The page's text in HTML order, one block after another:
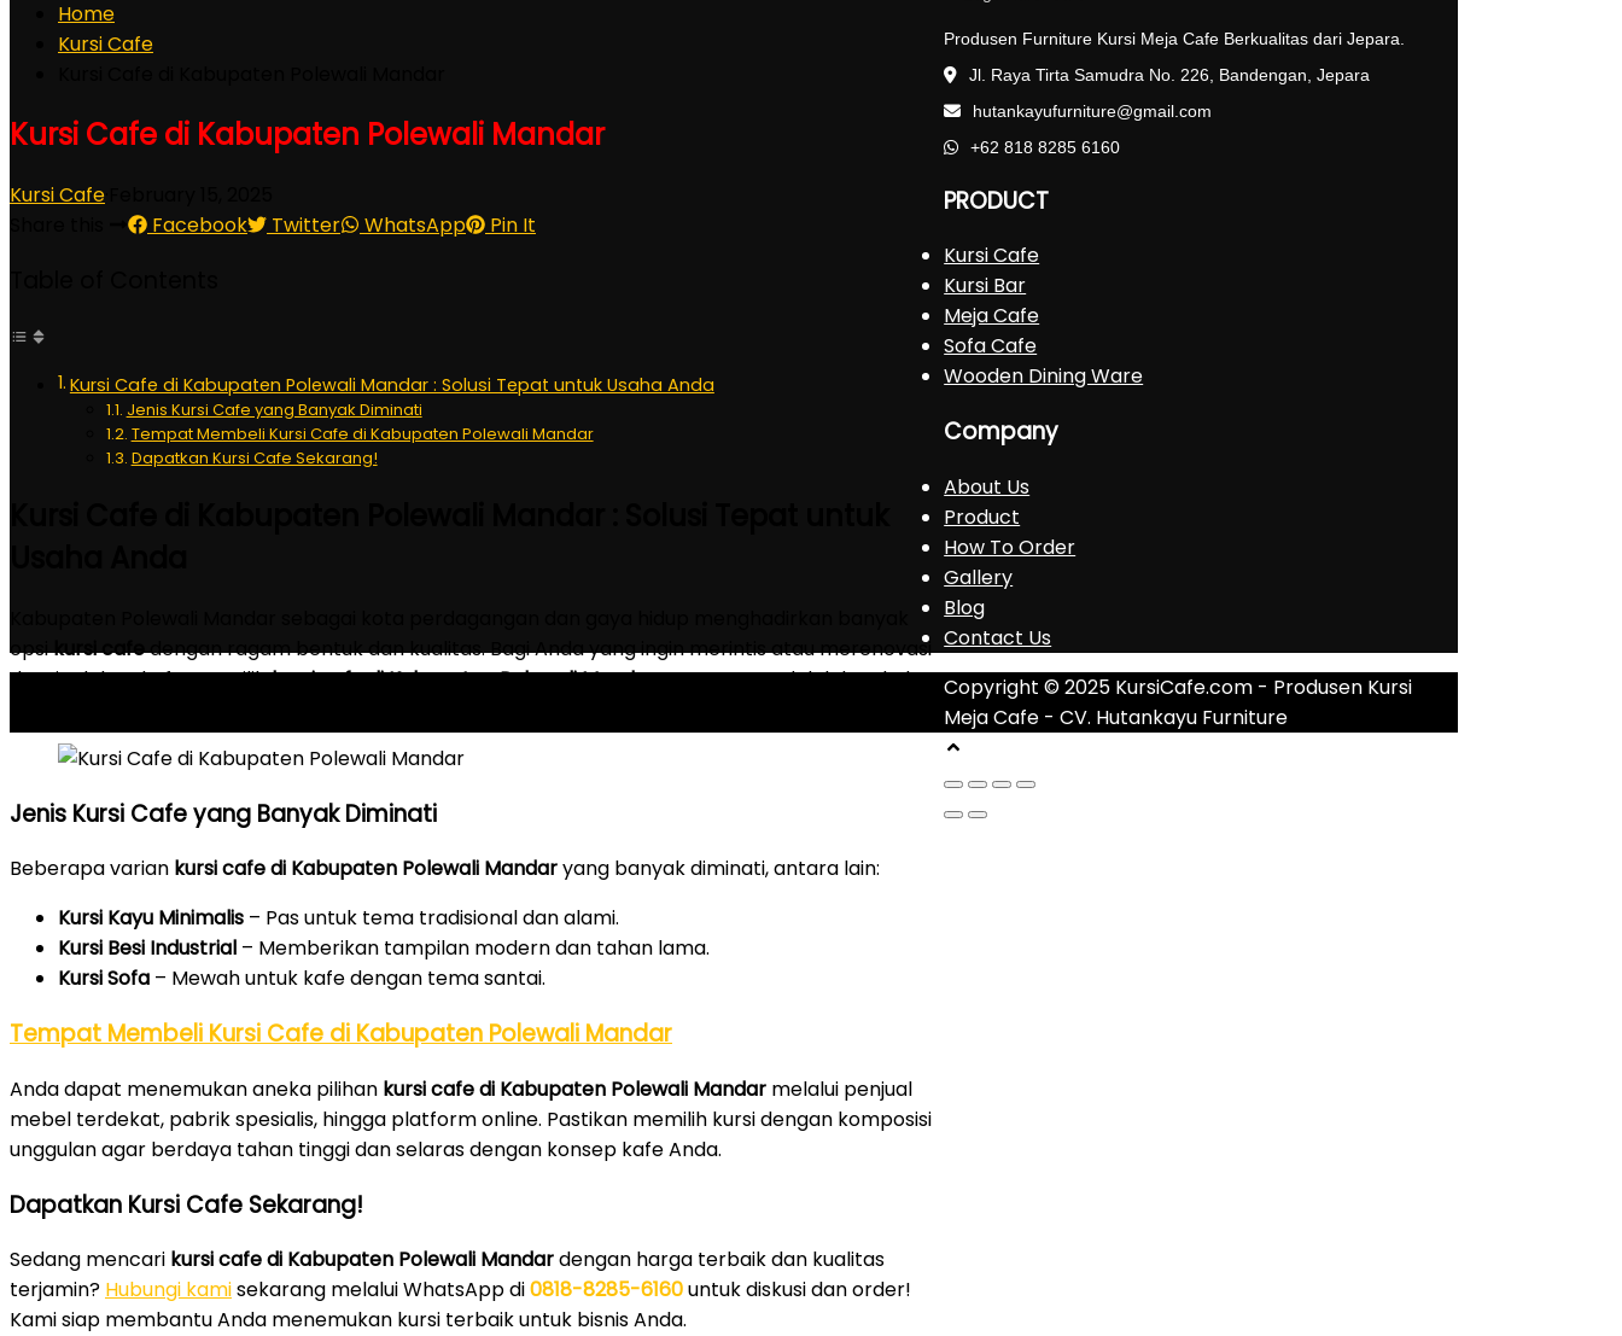
Home
Kursi Cafe
Kursi Cafe di Kabupaten Polewali Mandar
Kursi Cafe
Facebook Twitter WhatsApp Pin It
Kursi Cafe di Kabupaten Polewali Mandar : Solusi Tepat untuk Usaha Anda
Jenis Kursi Cafe yang Banyak Diminati
Tempat Membeli Kursi Cafe di Kabupaten Polewali Mandar
Dapatkan Kursi Cafe Sekarang!
opsikursi cafedengan ragam bentuk dan kualitas. Bagi Anda yang ingin merintis atau merenovasi
desain dalam kafe, memilihkursi cafe di Kabupaten Polewali Mandaryang tepat adalah langkah
Jenis Kursi Cafe yang Banyak Diminati
Beberapa varian kursi cafe di Kabupaten Polewali Mandaryang banyak diminati, antara lain:
Kursi Kayu Minimalis – Pas untuk tema tradisional dan alami.
Kursi Besi Industrial – Memberikan tampilan modern dan tahan lama.
Kursi Sofa – Mewah untuk kafe dengan tema santai.
Tempat Membeli Kursi Cafe di Kabupaten Polewali Mandar
Anda dapat menemukan aneka pilihan kursi cafe di Kabupaten Polewali Mandar melalui penjual
mebel terdekat, pabrik spesialis, hingga platform online. Pastikan memilih kursi dengan komposisi
unggulan agar berdaya tahan tinggi dan selaras dengan konsep kafe Anda.
Dapatkan Kursi Cafe Sekarang!
Sedang mencari kursi cafe di Kabupaten Polewali Mandardengan harga terbaik dan kualitas
terjamin? Hubungi kamisekarang melalui WhatsApp di0818-8285-6160untuk diskusi dan order!
Kami siap membantu Anda menemukan kursi terbaik untuk bisnis Anda.
Produsen Furniture Kursi Meja Cafe Berkualitas dari Jepara.
Jl. Raya Tirta Samudra No. 226, Bandengan, Jepara
hutankayufurniture@gmail.com
+62 818 8285 6160
PRODUCT
Kursi Cafe
Kursi Bar
Meja Cafe
Sofa Cafe
Wooden Dining Ware
Company
About Us
Product
How To Order
Gallery
Blog
Contact Us
Copyright © 2025 KursiCafe.com - Produsen Kursi
Meja Cafe - CV. Hutankayu Furniture